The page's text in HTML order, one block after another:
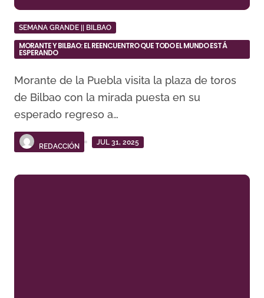
SEMANA GRANDE || BILBAO
MORANTE Y BILBAO: EL REENCUENTRO QUE TODO EL MUNDO ESTÁ
ESPERANDO
Morante de la Puebla visita la plaza de toros
de Bilbao con la mirada puesta en su
esperado regreso a…
REDACCIÓN
JUL 31, 2025